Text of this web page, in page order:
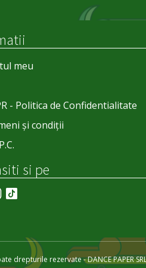
meu
- Politica de Confidentialitate
și condiții
si pe
drepturile rezervate - DANCE PAPER